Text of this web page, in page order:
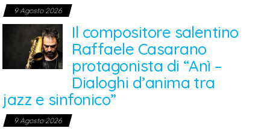
9 Agosto 2026
Il compositore salentino
Raffaele Casarano
protagonista di “Anì –
Dialoghi d’anima tra
jazz e sinfonico”
9 Agosto 2026